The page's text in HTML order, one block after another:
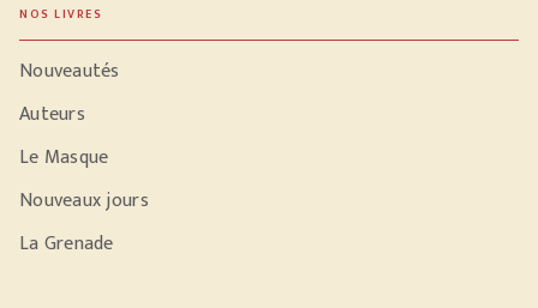
NOS LIVRES
Nouveautés
Auteurs
Le Masque
Nouveaux jours
La Grenade